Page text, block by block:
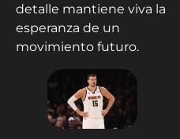
detalle mantiene viva la
esperanza de un
movimiento futuro.